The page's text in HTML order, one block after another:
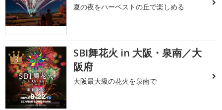
夏の夜をハーベストの丘で楽しめる
3
SBI舞花火 in 大阪・泉南／大
阪府
大阪最大級の花火を泉南で